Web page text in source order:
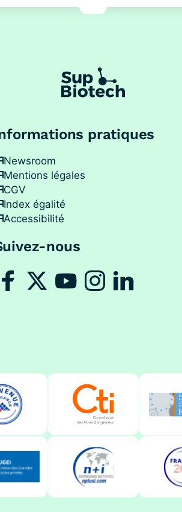
pratiques
Newsroom
Mentions légales
CGV
Index égalité
Accessibilité
nous